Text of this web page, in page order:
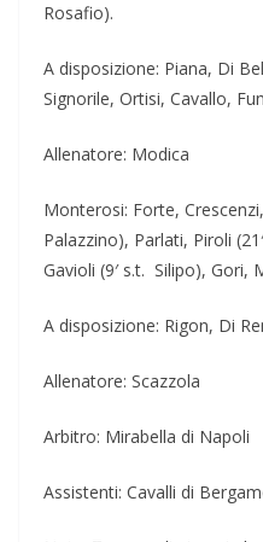
Rosafio).
A disposizione: Piana, Di
Signorile, Ortisi, Cavallo,
Allenatore: Modica
Monterosi: Forte,
Palazzino), Parlati, Piroli
Gavioli (9′ s.t. Silipo), Gori,
A disposizione: Rigon, Di
Allenatore: Scazzola
Arbitro: Mirabella di Napoli
Assistenti: Cavalli di